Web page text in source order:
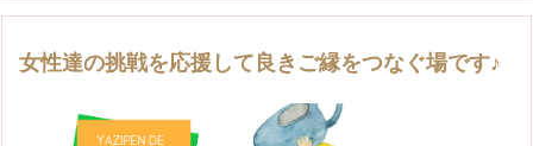
女性達の挑戦を応援して良きご縁をつなぐ場です♪